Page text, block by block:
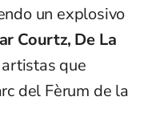
un explosivo
Courtz, De La
que
del Fèrum de la